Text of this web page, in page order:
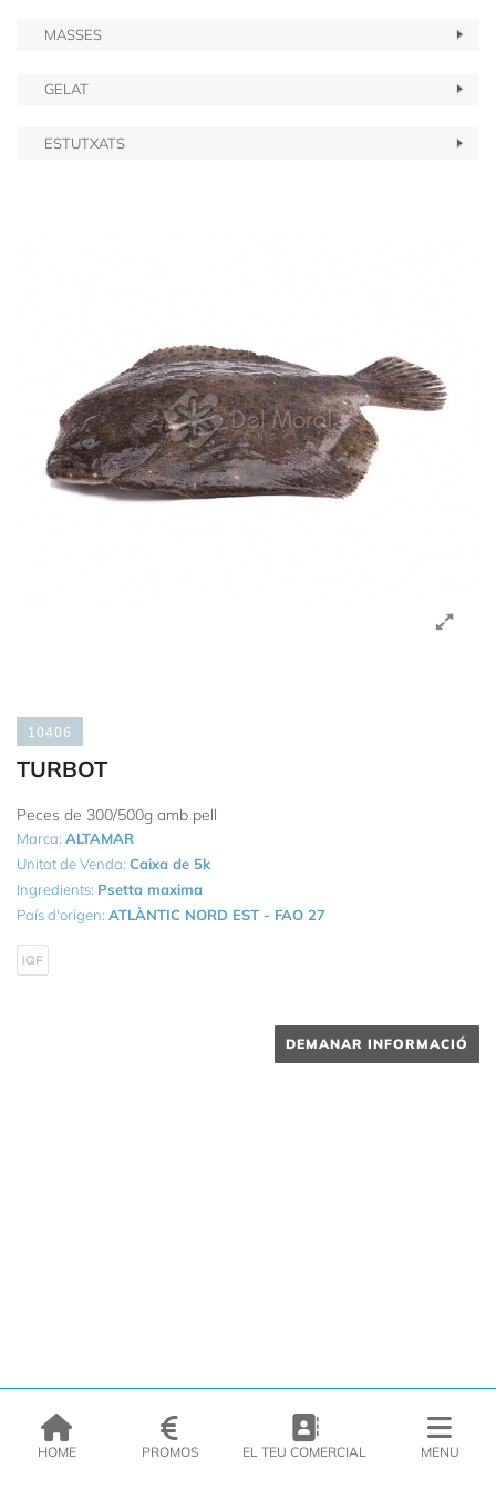
MASSES
GELAT
ESTUTXATS
10406
TURBOT
Peces de 300/500g amb pell
Marca: ALTAMAR
Unitat de Venda: Caixa de 5k
Ingredients: Psetta maxima
País d'origen: ATLÀNTIC NORD EST - FAO 27
DEMANAR INFORMACIÓ
HOME PROMOS EL TEU COMERCIAL MENU